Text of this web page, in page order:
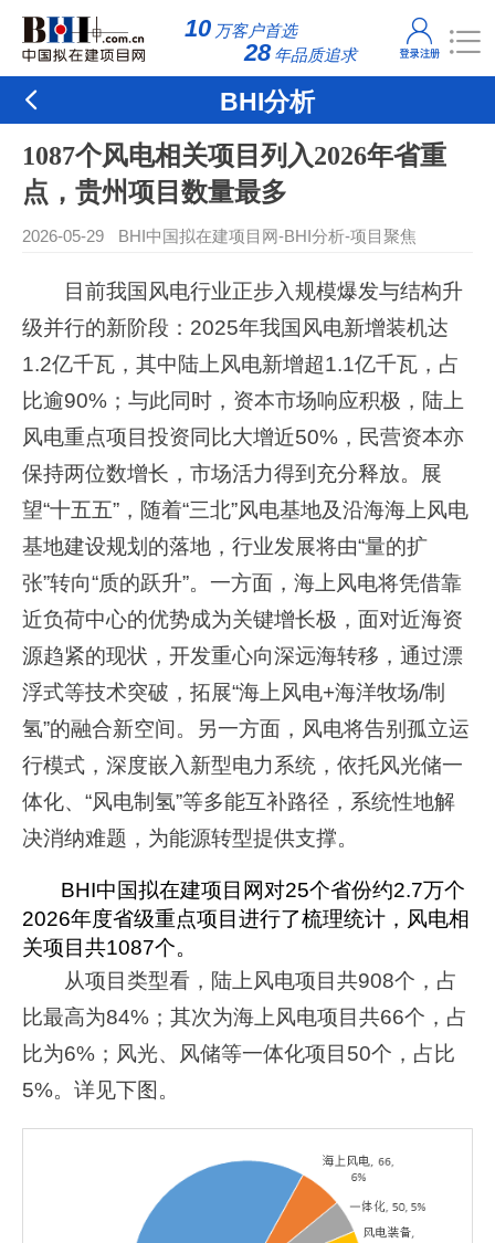
10 万客户首选
28 年品质追求
BHI分析
1087个风电相关项目列入2026年省重
点，贵州项目数量最多
2026-05-29 BHI中国拟在建项目网-BHI分析-项目聚焦
目前我国风电行业正步入规模爆发与结构升
级并行的新阶段：2025年我国风电新增装机达
1.2亿千瓦，其中陆上风电新增超1.1亿千瓦，占
比逾90%；与此同时，资本市场响应积极，陆上
风电重点项目投资同比大增近50%，民营资本亦
保持两位数增长，市场活力得到充分释放。展
望“十五五”，随着“三北”风电基地及沿海海上风电
基地建设规划的落地，行业发展将由“量的扩
张”转向“质的跃升”。一方面，海上风电将凭借靠
近负荷中心的优势成为关键增长极，面对近海资
源趋紧的现状，开发重心向深远海转移，通过漂
浮式等技术突破，拓展“海上风电+海洋牧场/制
氢”的融合新空间。另一方面，风电将告别孤立运
行模式，深度嵌入新型电力系统，依托风光储一
体化、“风电制氢”等多能互补路径，系统性地解
决消纳难题，为能源转型提供支撑。
BHI中国拟在建项目网对25个省份约2.7万个
2026年度省级重点项目进行了梳理统计，风电相
关项目共1087个。
从项目类型看，陆上风电项目共908个，占
比最高为84%；其次为海上风电项目共66个，占
比为6%；风光、风储等一体化项目50个，占比
5%。详见下图。